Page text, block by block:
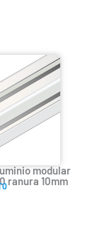
modular
ranura 10mm